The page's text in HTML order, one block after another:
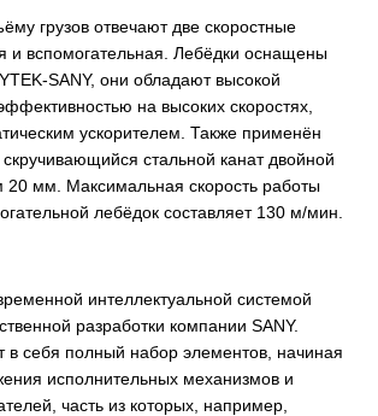
грузов отвечают две скоростные
и вспомогательная. Лебёдки оснащены
SANY, они обладают высокой
на высоких скоростях,
ускорителем. Также применён
стальной канат двойной
20 мм. Максимальная скорость работы
лебёдок составляет 130 м/мин.
интеллектуальной системой
разработки компании SANY.
в себя полный набор элементов, начиная
исполнительных механизмов и
часть из которых, например,